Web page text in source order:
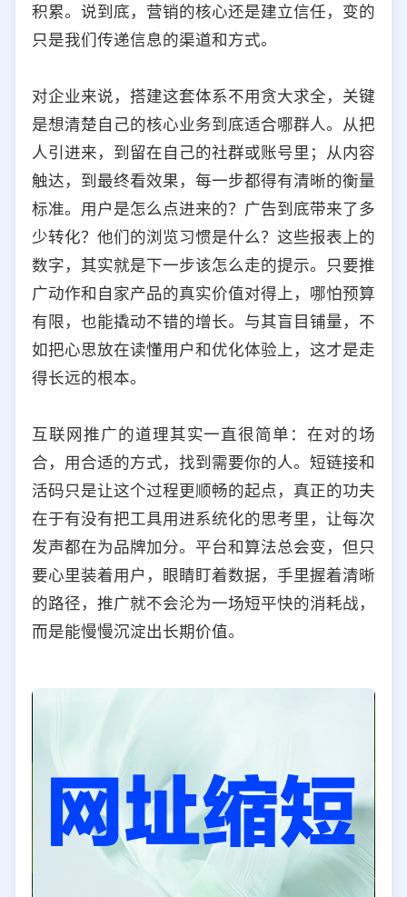
积累。说到底，营销的核心还是建立信任，变的
只是我们传递信息的渠道和方式。
对企业来说，搭建这套体系不用贪大求全，关键
是想清楚自己的核心业务到底适合哪群人。从把
人引进来，到留在自己的社群或账号里；从内容
触达，到最终看效果，每一步都得有清晰的衡量
标准。用户是怎么点进来的？广告到底带来了多
少转化？他们的浏览习惯是什么？这些报表上的
数字，其实就是下一步该怎么走的提示。只要推
广动作和自家产品的真实价值对得上，哪怕预算
有限，也能撬动不错的增长。与其盲目铺量，不
如把心思放在读懂用户和优化体验上，这才是走
得长远的根本。
互联网推广的道理其实一直很简单：在对的场
合，用合适的方式，找到需要你的人。短链接和
活码只是让这个过程更顺畅的起点，真正的功夫
在于有没有把工具用进系统化的思考里，让每次
发声都在为品牌加分。平台和算法总会变，但只
要心里装着用户，眼睛盯着数据，手里握着清晰
的路径，推广就不会沦为一场短平快的消耗战，
而是能慢慢沉淀出长期价值。